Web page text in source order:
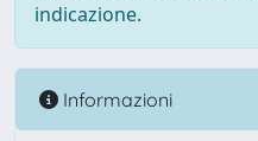
indicazione.
Informazioni